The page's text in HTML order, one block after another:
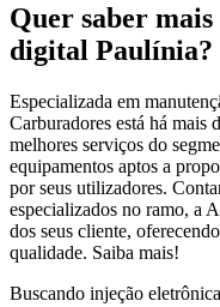
Quer saber
digital Paulínia?
Especializada em
Carburadores está há mais
melhores serviços do
equipamentos aptos a
por seus utilizadores.
especializados no ramo, a
dos seus cliente,
qualidade. Saiba mais!
Buscando injeção